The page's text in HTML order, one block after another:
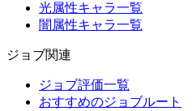
光属性キャラ一覧
闇属性キャラ一覧
ジョブ関連
ジョブ評価一覧
おすすめのジョブルート